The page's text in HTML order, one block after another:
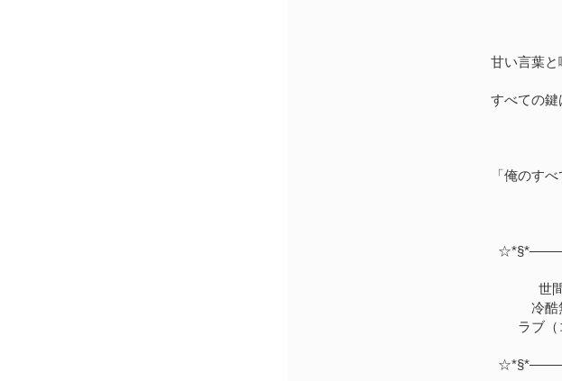
甘い言葉と
すべての
「俺のす
世
冷酷
ラブ